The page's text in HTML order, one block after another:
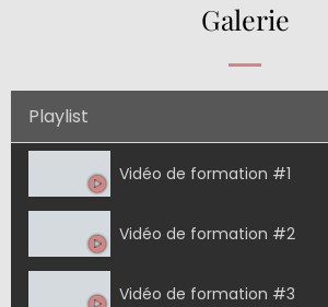
Galerie
Playlist
Vidéo de formation #1
Vidéo de formation #2
Vidéo de formation #3